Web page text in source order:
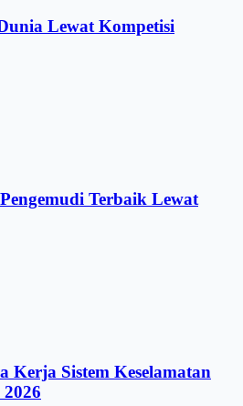
Lewat Kompetisi
Terbaik Lewat
Kerja Sistem Keselamatan